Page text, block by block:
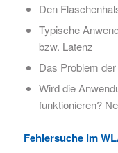
Den
Typische
bzw. Latenz
Das Problem der
Wird die
funktionieren?
Fehlersuche im